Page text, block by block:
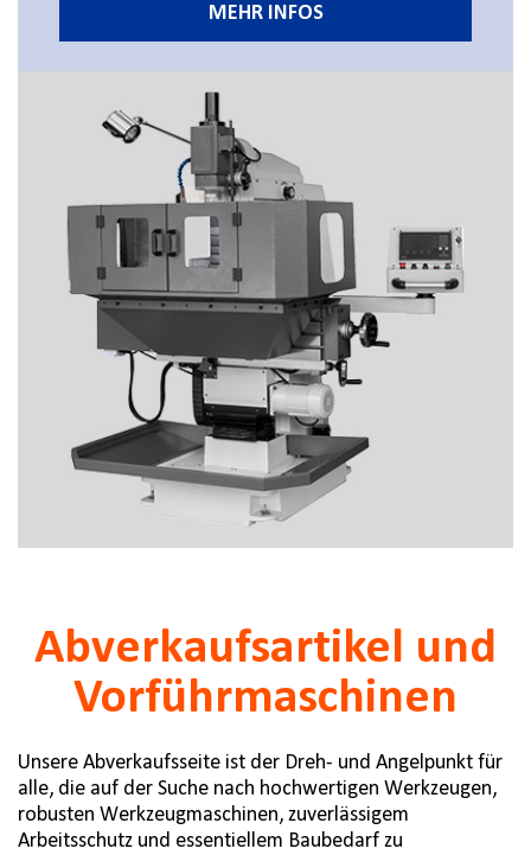
MEHR INFOS
Abverkaufsartikel und
Vorführmaschinen
Unsere Abverkaufsseite ist der Dreh- und Angelpunkt für
alle, die auf der Suche nach hochwertigen Werkzeugen,
robusten Werkzeugmaschinen, zuverlässigem
Arbeitsschutz und essentiellem Baubedarf zu